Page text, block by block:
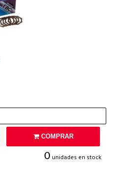
COMPRAR
0 unidades en stock